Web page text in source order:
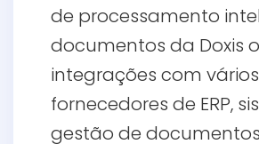
de processamento
documentos da Doxis
integrações com vários
fornecedores de ERP,
gestão de